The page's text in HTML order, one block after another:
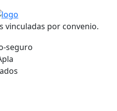
vinculadas por convenio.